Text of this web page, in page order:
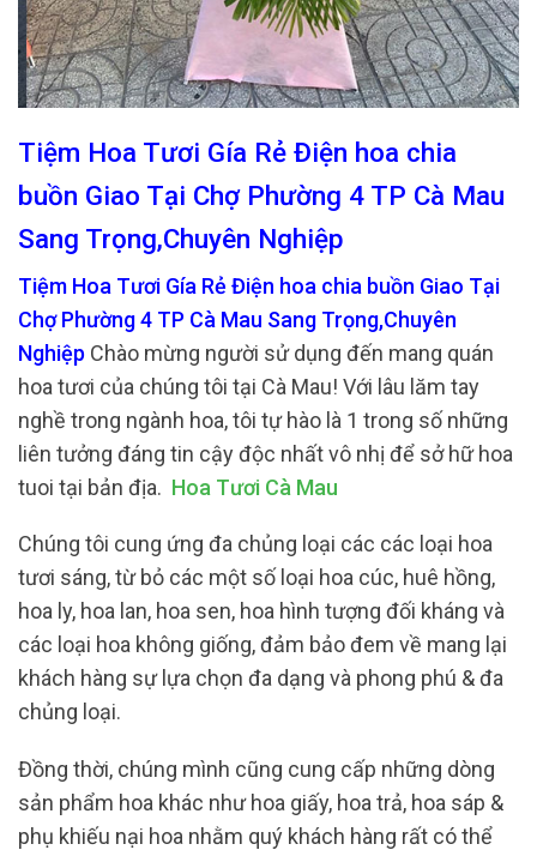
Tiệm Hoa Tươi Gía Rẻ Điện hoa chia
buồn Giao Tại Chợ Phường 4 TP Cà Mau
Sang Trọng,Chuyên Nghiệp
Tiệm Hoa Tươi Gía Rẻ Điện hoa chia buồn Giao Tại
Chợ Phường 4 TP Cà Mau Sang Trọng,Chuyên
Nghiệp Chào mừng người sử dụng đến mang quán
hoa tươi của chúng tôi tại Cà Mau! Với lâu lăm tay
nghề trong ngành hoa, tôi tự hào là 1 trong số những
liên tưởng đáng tin cậy độc nhất vô nhị để sở hữ hoa
tuoi tại bản địa. Hoa Tươi Cà Mau
Chúng tôi cung ứng đa chủng loại các các loại hoa
tươi sáng, từ bỏ các một số loại hoa cúc, huê hồng,
hoa ly, hoa lan, hoa sen, hoa hình tượng đối kháng và
các loại hoa không giống, đảm bảo đem về mang lại
khách hàng sự lựa chọn đa dạng và phong phú & đa
chủng loại.
Đồng thời, chúng mình cũng cung cấp những dòng
sản phẩm hoa khác như hoa giấy, hoa trả, hoa sáp &
phụ khiếu nại hoa nhằm quý khách hàng rất có thể